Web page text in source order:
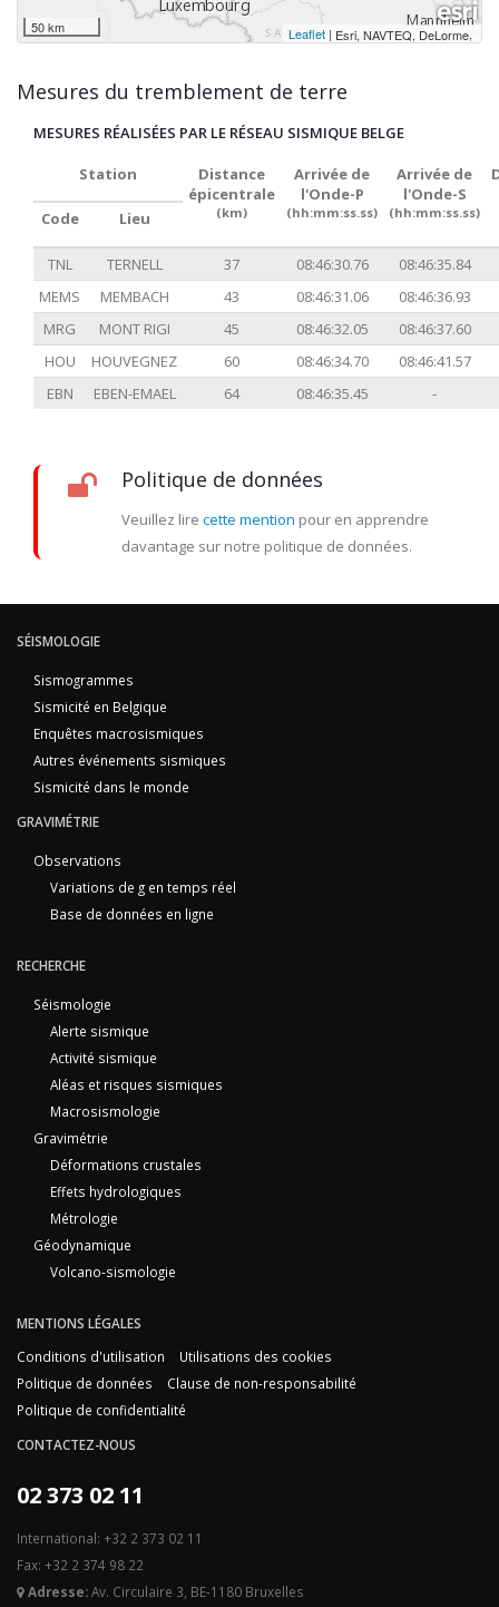
50 km Leaflet | Esri, NAVTEQ, DeLorme,
Mesures du tremblement de terre
MESURES RÉALISÉES PAR LE RÉSEAU SISMIQUE BELGE
Station
Distance
épicentrale
(km)
Arrivée de
l'Onde-P
(hh:mm:ss.ss)
Arrivée de
l'Onde-S
(hh:mm:ss.ss)
Code
Lieu
TNL TERNELL 37 08:46:30.76
08:46:35.84
MEMS
MEMBACH 43 08:46:31.06
08:46:36.93
MRG
MONT RIGI 45 08:46:32.05
08:46:37.60
HOU
HOUVEGNEZ 60 08:46:34.70
08:46:41.57
EBN
EBEN-EMAEL 64 08:46:35.45 -
Politique de données
Veuillez lire cette mention pour en apprendre
davantage sur notre politique de données.
SÉISMOLOGIE
Sismogrammes
Sismicité en Belgique
Enquêtes macrosismiques
Autres événements sismiques
Sismicité dans le monde
GRAVIMÉTRIE
Observations
Variations de g en temps réel
Base de données en ligne
RECHERCHE
Séismologie
Alerte sismique
Activité sismique
Aléas et risques sismiques
Macrosismologie
Gravimétrie
Déformations crustales
Effets hydrologiques
Métrologie
Géodynamique
Volcano-sismologie
MENTIONS LÉGALES
Conditions d'utilisation
Utilisations des cookies
Politique de données
Clause de non-responsabilité
Politique de confidentialité
CONTACTEZ-NOUS
02 373 02 11
International: +32 2 373 02 11
Fax: +32 2 374 98 22
Adresse:Av. Circulaire 3, BE-1180 Bruxelles